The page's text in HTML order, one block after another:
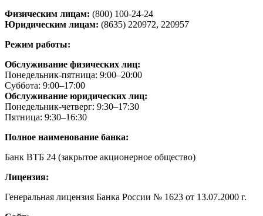
Физическим лицам: (800) 100-24-24
Юридическим лицам: (8635) 220972, 220957
Режим работы:
Обслуживание физических лиц:
Понедельник-пятница: 9:00–20:00
Суббота: 9:00–17:00
Обслуживание юридических лиц:
Понедельник-четверг: 9:30–17:30
Пятница: 9:30–16:30
Полное наименование банка:
Банк ВТБ 24 (закрытое акционерное общество)
Лицензия:
Генеральная лицензия Банка России № 1623 от 13.07.2000 г.